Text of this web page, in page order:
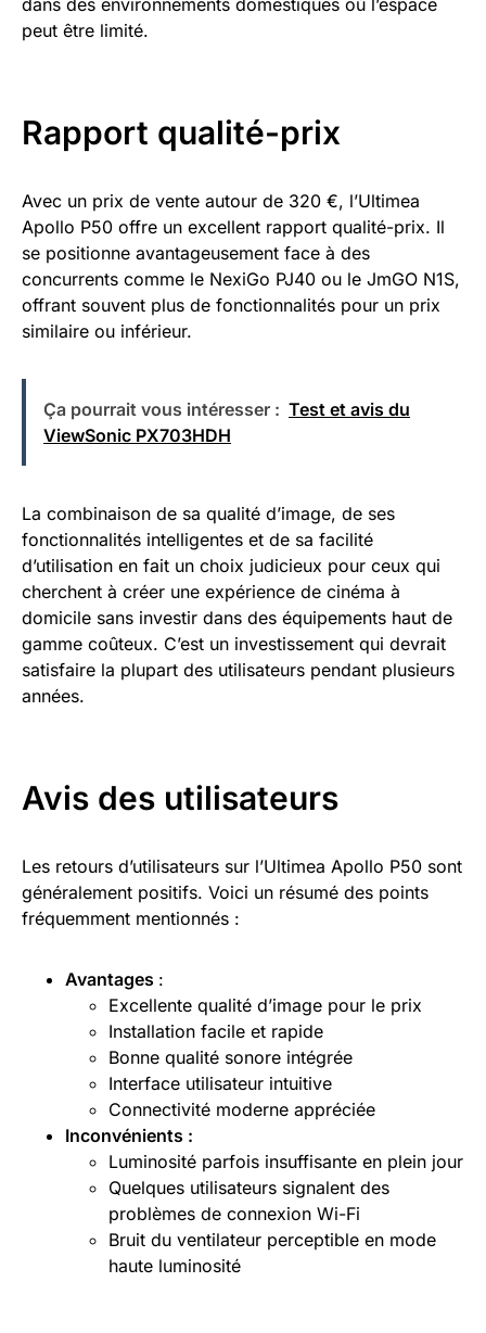
dans des environnements domestiques où l’espace
peut être limité.
Rapport qualité-prix
Avec un prix de vente autour de 320 €, l’Ultimea
Apollo P50 offre un excellent rapport qualité-prix. Il
se positionne avantageusement face à des
concurrents comme le NexiGo PJ40 ou le JmGO N1S,
offrant souvent plus de fonctionnalités pour un prix
similaire ou inférieur.
Ça pourrait vous intéresser : Test et avis du
ViewSonic PX703HDH
La combinaison de sa qualité d’image, de ses
fonctionnalités intelligentes et de sa facilité
d’utilisation en fait un choix judicieux pour ceux qui
cherchent à créer une expérience de cinéma à
domicile sans investir dans des équipements haut de
gamme coûteux. C’est un investissement qui devrait
satisfaire la plupart des utilisateurs pendant plusieurs
années.
Avis des utilisateurs
Les retours d’utilisateurs sur l’Ultimea Apollo P50 sont
généralement positifs. Voici un résumé des points
fréquemment mentionnés :
Avantages :
Excellente qualité d’image pour le prix
Installation facile et rapide
Bonne qualité sonore intégrée
Interface utilisateur intuitive
Connectivité moderne appréciée
Inconvénients :
Luminosité parfois insuffisante en plein jour
Quelques utilisateurs signalent des
problèmes de connexion Wi-Fi
Bruit du ventilateur perceptible en mode
haute luminosité